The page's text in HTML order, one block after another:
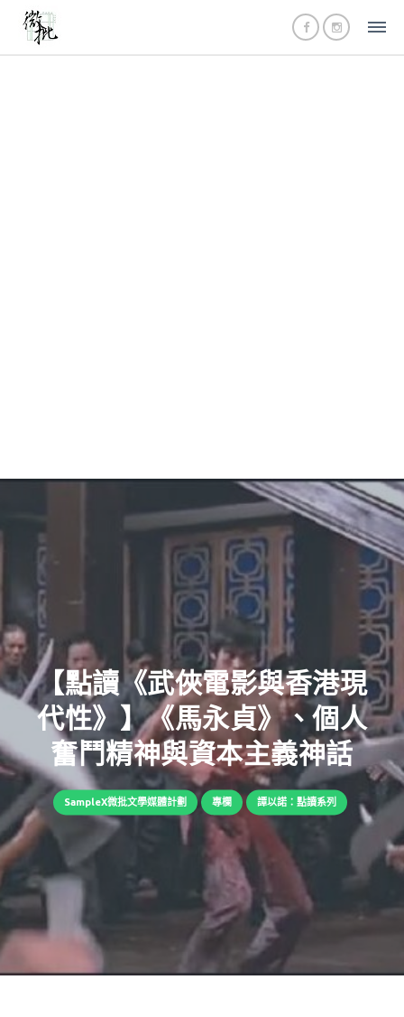
【點讀《武俠電影與香港現
代性》】《馬永貞》、個人
奮鬥精神與資本主義神話
SampleX微批文學媒體計劃 專欄 譚以諾：點讀系列